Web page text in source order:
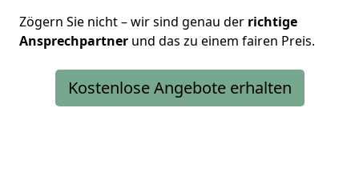
Zögern Sie nicht – wir sind genau der richtige
Ansprechpartner und das zu einem fairen Preis.
Kostenlose Angebote erhalten